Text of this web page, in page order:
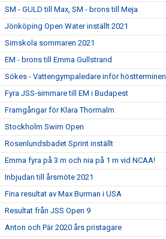
SM - GULD till Max, SM - brons till Meja
Jönköping Open Water inställt 2021
Simskola sommaren 2021
EM - brons till Emma Gullstrand
Sökes - Vattengympaledare inför höstterminen
Fyra JSS-simmare till EM i Budapest
Framgångar för Klara Thormalm
Stockholm Swim Open
Rosenlundsbadet Sprint inställt
Emma fyra på 3 m och nia på 1 m vid NCAA!
Inbjudan till årsmöte 2021
Fina resultat av Max Burman i USA
Resultat från JSS Open 9
Anton och Pär 2020 års pristagare